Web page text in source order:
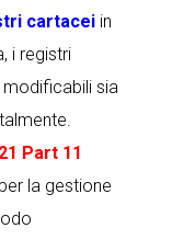
cartacei in
i registri
sia
Part 11
la gestione